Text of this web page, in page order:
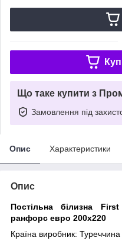
Що таке купити з
Замовлення під
Опис Характеристики
Опис
Постільна білизна
ранфорс евро 200х220
Країна виробник: Туреччина